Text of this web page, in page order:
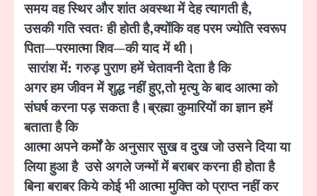
समय वह स्थिर और शांत अवस्था में देह त्यागती है,
उसकी गति स्वतः ही होती है,क्योंकि वह परम ज्योति स्वरूप
पिता—परमात्मा शिव—की याद में थी।
सारांश में:गरुड़ पुराण हमें चेतावनी देता है कि
अगर हम जीवन में शुद्ध नहीं हुए,तो मृत्यु के बाद आत्मा को
संघर्ष करना पड़ सकता है।ब्रह्मा कुमारियों का ज्ञान हमें
बताता है कि
आत्मा अपने कर्मों के अनुसार सुख व दुख जो उसने दिया या
लिया हुआ है उसे अगले जन्मों में बराबर करना ही होता है
बिना बराबर किये कोई भी आत्मा मुक्ति को प्राप्त नहीं कर